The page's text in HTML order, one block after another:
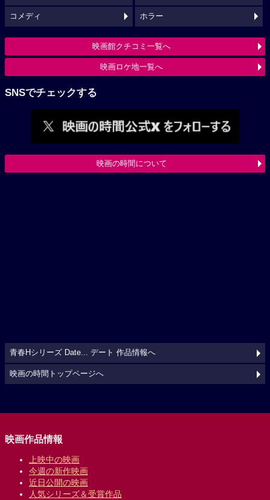
コメディ ホラー
映画館クチコミ一覧へ
映画ロケ地一覧へ
SNSでチェックする
映画の時間について
青春Hシリーズ Date... デート 作品情報へ
映画の時間トップページへ
映画作品情報
上映中の映画
今週の新作映画
近日公開の映画
人気シリーズ＆受賞作品